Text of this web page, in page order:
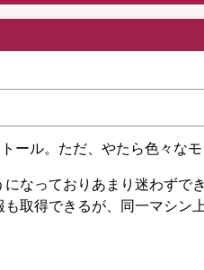
ール。ただ、やたら色々な
なっておりあまり迷わずで
取得できるが、同一マシン